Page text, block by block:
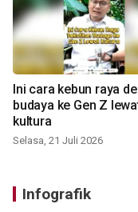
Ini cara kebun raya
budaya ke Gen Z
kultura
Selasa, 21 Juli 2026
Infografik